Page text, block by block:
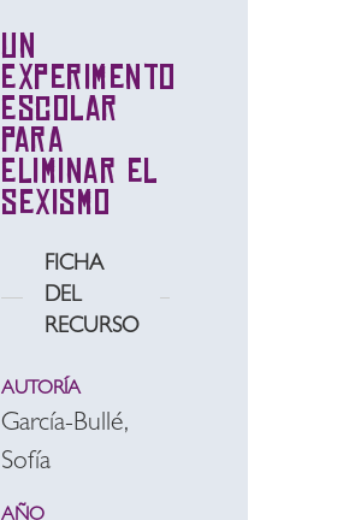
Un
experimento
escolar
para
eliminar el
sexismo
FICHA
DEL
RECURSO
AUTORÍA
García-Bullé,
Sofía